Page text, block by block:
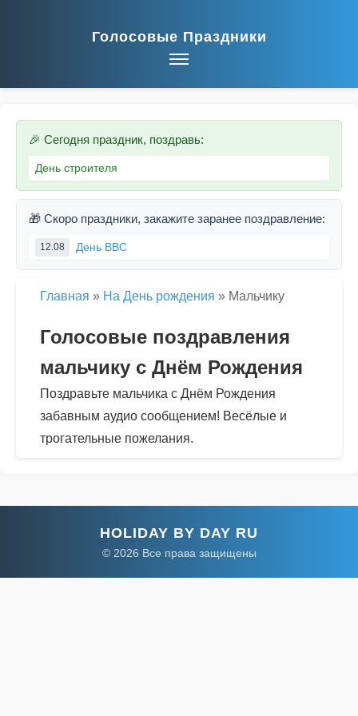
Голосовые Праздники
🎉 Сегодня праздник, поздравь:
День строителя
🎁 Скоро праздники, закажите заранее поздравление:
12.08 День ВВС
Главная » На День рождения » Мальчику
Голосовые поздравления
мальчику с Днём Рождения
Поздравьте мальчика с Днём Рождения
забавным аудио сообщением! Весёлые и
трогательные пожелания.
HOLIDAY BY DAY RU
© 2026 Все права защищены